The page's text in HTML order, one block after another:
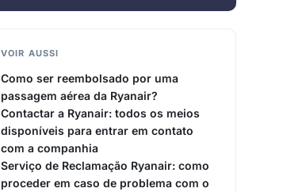
VOIR AUSSI
Como ser reembolsado por uma
passagem aérea da Ryanair?
Contactar a Ryanair: todos os meios
disponíveis para entrar em contato
com a companhia
Serviço de Reclamação Ryanair: como
proceder em caso de problema com o